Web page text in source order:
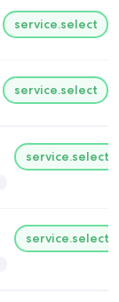
service.select
service.select
service.select
service.select